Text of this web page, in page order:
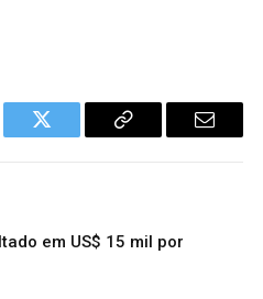
Twitter
Copiar
E-
em US$ 15 mil por